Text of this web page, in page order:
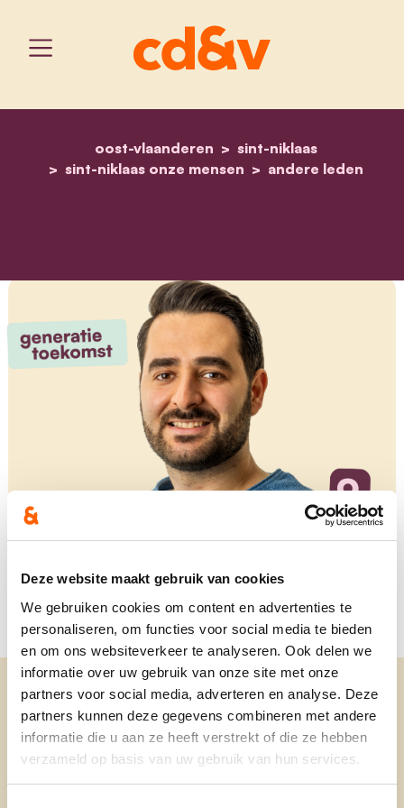
Deze website maakt gebruik van cookies
We gebruiken cookies om content en advertenties te
personaliseren, om functies voor social media te bieden
en om ons websiteverkeer te analyseren. Ook delen we
informatie over uw gebruik van onze site met onze
partners voor social media, adverteren en analyse. Deze
partners kunnen deze gegevens combineren met andere
informatie die u aan ze heeft verstrekt of die ze hebben
verzameld op basis van uw gebruik van hun services.
home
oost-vlaanderen
sint-niklaas
sint-niklaas onze mensen
andere leden
hakan altun
Woonplaats - Sint-Niklaas
Hakan is geboren en getogen in Sint-Niklaas.